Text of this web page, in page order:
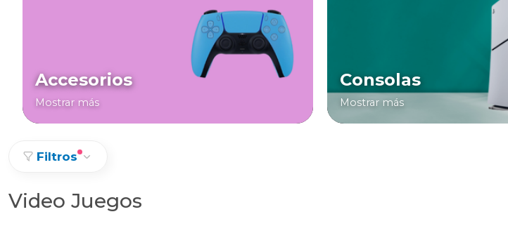
Accesorios
Mostrar más
Consolas
Mostrar más
Filtros
Video Juegos